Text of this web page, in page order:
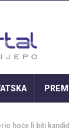
hoće li biti